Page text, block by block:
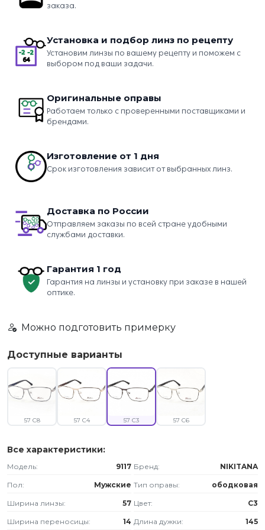
заказа.
Установка и подбор линз по рецепту
Установим линзы по вашему рецепту и поможем с
выбором под ваши задачи.
Оригинальные оправы
Работаем только с проверенными поставщиками и
брендами.
Изготовление от 1 дня
Срок изготовления зависит от выбранных линз.
Доставка по России
Отправляем заказы по всей стране удобными
службами доставки.
Гарантия 1 год
Гарантия на линзы и установку при заказе в нашей
оптике.
Можно подготовить примерку
Доступные варианты
57 C8 57 C4 57 C3 57 C6
Все характеристики:
Модель: 9117 Бренд: NIKITANA
Пол: Мужские Тип оправы: ободковая
Ширина линзы: 57 Цвет: C3
Ширина переносицы: 14 Длина дужки: 145